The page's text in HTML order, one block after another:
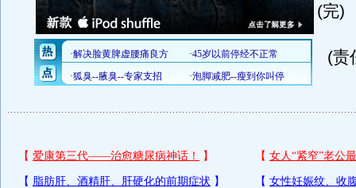
(完)
(责